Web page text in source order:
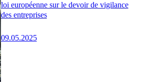
loi européenne sur le devoir de vigilance
des entreprises
09.05.2025